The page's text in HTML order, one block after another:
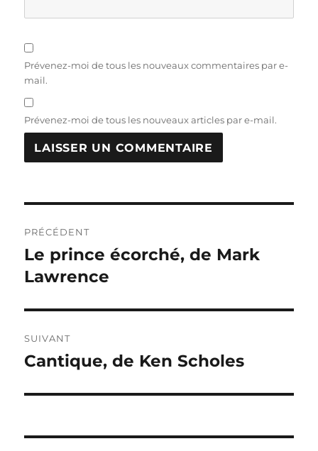
Prévenez-moi de tous les nouveaux commentaires par e-
mail.
Prévenez-moi de tous les nouveaux articles par e-mail.
de
l’article
PRÉCÉDENT
Publication
précédente :
Le prince écorché, de Mark
Lawrence
SUIVANT
Publication
Cantique, de Ken Scholes